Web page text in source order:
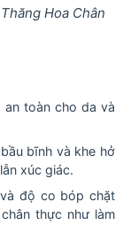
Hoa Chân
an toàn cho da và
bĩnh và khe hở
xúc giác.
độ co bóp chặt
thực như làm